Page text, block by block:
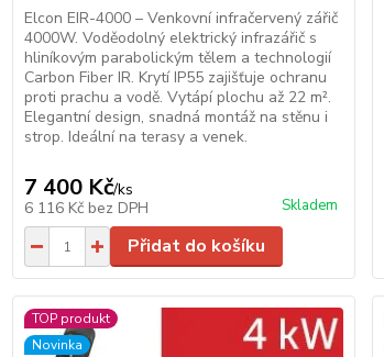
Elcon EIR-4000 – Venkovní infračervený zářič
4000W. Voděodolný elektrický infrazářič s
hliníkovým parabolickým tělem a technologií
Carbon Fiber IR. Krytí IP55 zajišťuje ochranu
proti prachu a vodě. Vytápí plochu až 22 m².
Elegantní design, snadná montáž na stěnu i
strop. Ideální na terasy a venek.
7 400 Kč/ks
6 116 Kč bez DPH Skladem
Přidat do košíku
TOP produkt
Novinka